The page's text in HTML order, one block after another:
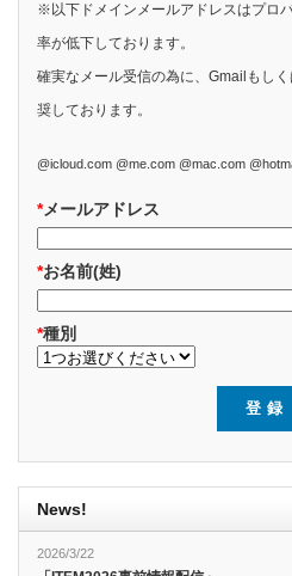
※以下ドメインメールアドレスはプロ
率が低下しております。
確実なメール受信の為に、Gmailもし
奨しております。
@icloud.com @me.com @mac.com
*メールアドレス
*お名前(姓)
*種別
News!
2026/3/22